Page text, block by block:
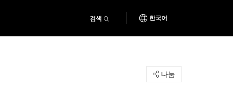
검색 한국어
나눔